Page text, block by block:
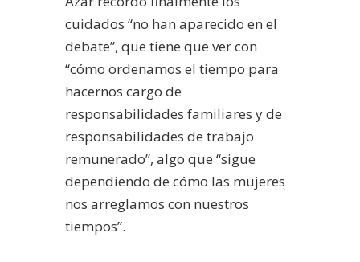
cuidados “no han aparecido en el
debate”, que tiene que ver con
“cómo ordenamos el tiempo para
hacernos cargo de
responsabilidades familiares y de
responsabilidades de trabajo
remunerado”, algo que “sigue
dependiendo de cómo las mujeres
nos arreglamos con nuestros
tiempos”.